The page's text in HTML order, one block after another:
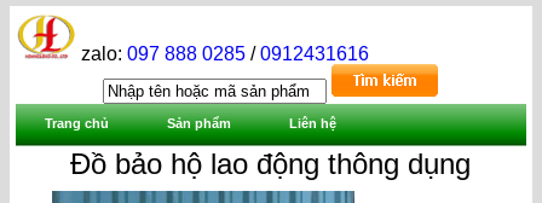
zalo:097 888 0285 /0912431616
Trang chủ Sản phẩm Liên hệ
Đồ bảo hộ lao động thông dụng